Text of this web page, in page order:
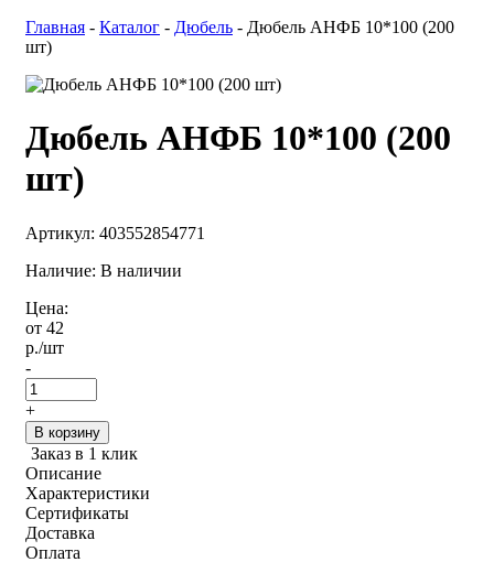
Главная - Каталог - Дюбель - Дюбель АНФБ 10*100 (200
шт)
Дюбель АНФБ 10*100 (200
шт)
Артикул: 403552854771
Наличие: В наличии
Цена:
от 42
р./шт
-
+
В корзину
Заказ в 1 клик
Описание
Характеристики
Сертификаты
Доставка
Оплата